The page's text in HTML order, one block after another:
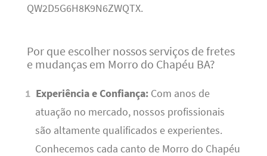
QW2D5G6H8K9N6ZWQTX.
Por que escolher nossos serviços de fretes
e mudanças em Morro do Chapéu BA?
Experiência e Confiança: Com anos de
atuação no mercado, nossos profissionais
são altamente qualificados e experientes.
Conhecemos cada canto de Morro do Chapéu